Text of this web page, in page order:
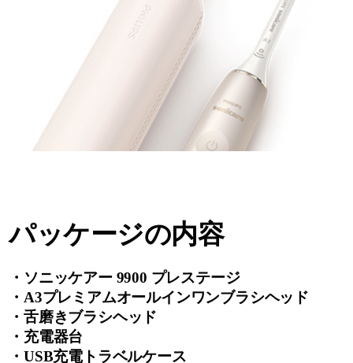
パッケージの内容
・ソニッケアー 9900 プレステージ
・A3プレミアムオールインワンブラシヘッド
・舌磨きブラシヘッド
・充電器台
・USB充電トラベルケース